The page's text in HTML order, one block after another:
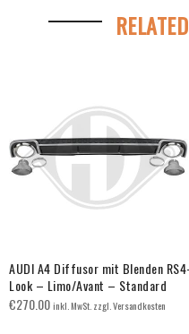
AUDI A4 Diffusor mit Blenden RS4-
Look – Limo/Avant – Standard
€270.00inkl. MwSt. zzgl. Versandkosten